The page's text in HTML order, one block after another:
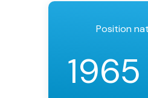
Position
1965